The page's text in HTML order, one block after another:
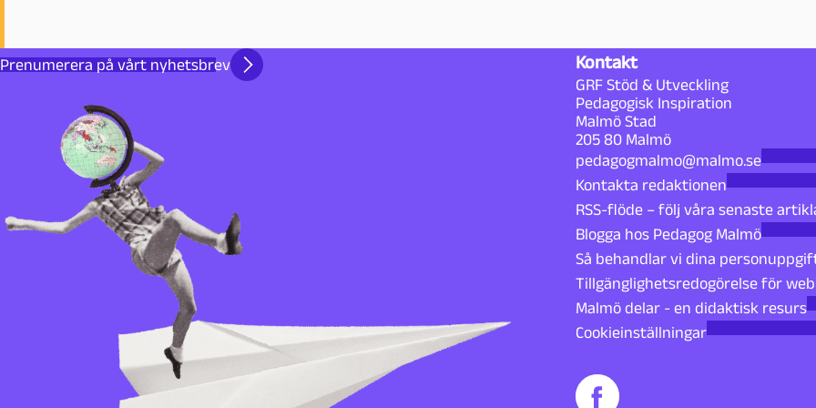
Prenumerera på vårt nyhetsbrev Kontakt
GRF Stöd & Utveckling
Pedagogisk Inspiration
Malmö Stad
205 80 Malmö
pedagogmalmo@malmo.se
Kontakta redaktionen
RSS-flöde – följ våra senaste
Blogga hos Pedagog Malmö
Så behandlar vi dina
Tillgänglighetsredogörelse för
Malmö delar - en didaktisk resurs
Cookieinställningar